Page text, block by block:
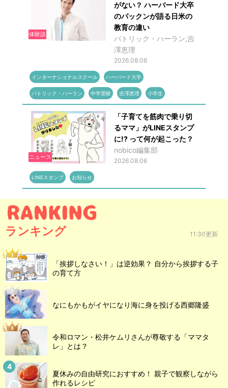
体験談
がない？ ハーバード大卒
のパックンが語る日米の
教育の違い
パトリック・ハーラン,吉
澤恵理
2026.08.06
インターナショナルスクール ハーバード大学
パトリック・ハーラン 中学受験 吉澤恵理 小学生
ニュース
「子育てを筋肉で乗り切
るママ」がLINEスタンプ
に!? って何が起こった？
nobico編集部
2026.08.06
LINEスタンプ お知らせ
ランキング 11:30更新
「挨拶しなさい！」は逆効果？ 自分から挨拶する子
の育て方
なにもかもがイヤになり海に身を投げる西郷隆盛
令和ロマン・松井ケムリさんが尊敬する「ママタ
レ」とは？
夏休みの自由研究におすすめ！ 親子で観察しながら
作れるレシピ